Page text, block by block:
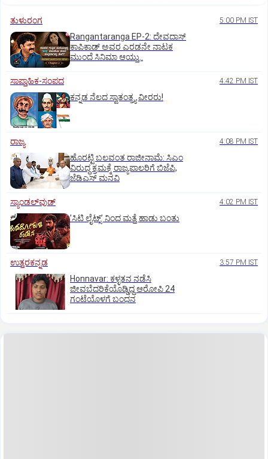
ತುಳುರಂಗ 5:00 PM IST
Rangantaranga EP-2: ದೇವದಾಸ್
ಕಾಪಿಕಾಡ್‌ ಅವರ ಎರಡನೇ ನಾಟಕ
ಮುಂದೆ ಸಿನಿಮಾ ಆಯ್ತು..
ಸಾಪ್ತಾಹಿಕ-ಸಂಪದ 4:42 PM IST
ಕನ್ನಡ ನೆಲದ ಸ್ವಾತಂತ್ರ್ಯ ವೀರರು!
ರಾಜ್ಯ 4:08 PM IST
ಹೊರಟ್ಟಿ ಬಲವಂತ ರಾಜೀನಾಮೆ: ಸಿಎಂ
ವಿರುದ್ಧ ಕ್ರಮಕ್ಕೆ ರಾಜ್ಯಪಾಲರಿಗೆ ಬಿಜೆಪಿ,
ಜೆಡಿಎಸ್ ಮನವಿ
ಸ್ಯಾಂಡಲ್‌ವುಡ್‌ 4:02 PM IST
ʼಸಿಟಿ ಲೈಟ್ಸ್‌ʼ ನಿಂದ ಮತ್ತೆ ಹಾಡು ಬಂತು
ಉತ್ತರಕನ್ನಡ 3:57 PM IST
Honnavar: ಕಳ್ಳತನ ನಡೆಸಿ
ಜೀವಬೆದರಿಕೆಯೊಡ್ಡಿದ್ದ ಆರೋಪಿ 24
ಗಂಟೆಯೊಳಗೆ ಬಂಧನ